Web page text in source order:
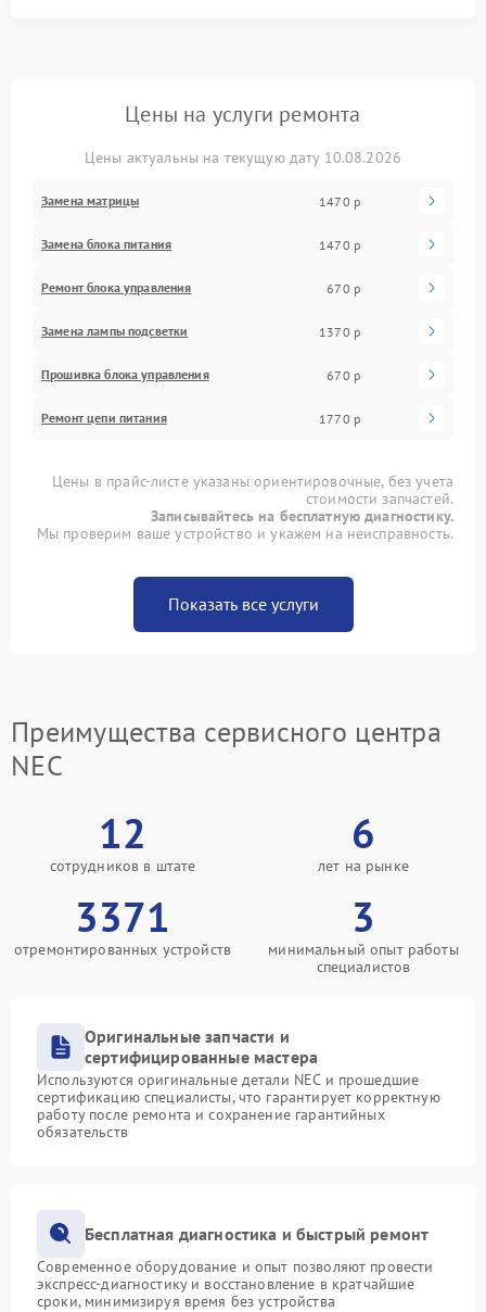
Цены на услуги ремонта
Цены актуальны на текущую дату 10.08.2026
Замена матрицы 1470 р
Замена блока питания 1470 р
Ремонт блока управления 670 р
Замена лампы подсветки 1370 р
Прошивка блока управления 670 р
Ремонт цепи питания 1770 р
Цены в прайс-листе указаны ориентировочные, без учета
стоимости запчастей.
Записывайтесь на бесплатную диагностику.
Мы проверим ваше устройство и укажем на неисправность.
Показать все услуги
Преимущества сервисного центра
NEC
12
сотрудников в штате
6
лет на рынке
3371
отремонтированных устройств
3
минимальный опыт работы
специалистов
Оригинальные запчасти и
сертифицированные мастера
Используются оригинальные детали NEC и прошедшие
сертификацию специалисты, что гарантирует корректную
работу после ремонта и сохранение гарантийных
обязательств
Бесплатная диагностика и быстрый ремонт
Современное оборудование и опыт позволяют провести
экспресс-диагностику и восстановление в кратчайшие
сроки, минимизируя время без устройства